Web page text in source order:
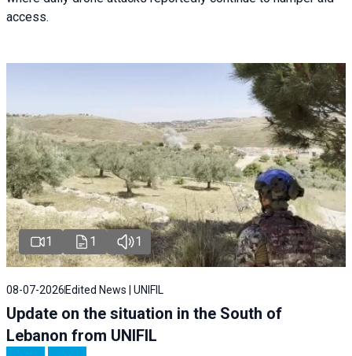
access.
1 1 1
08-07-2026 Edited News | UNIFIL
Update on the situation in the South of
Lebanon from UNIFIL